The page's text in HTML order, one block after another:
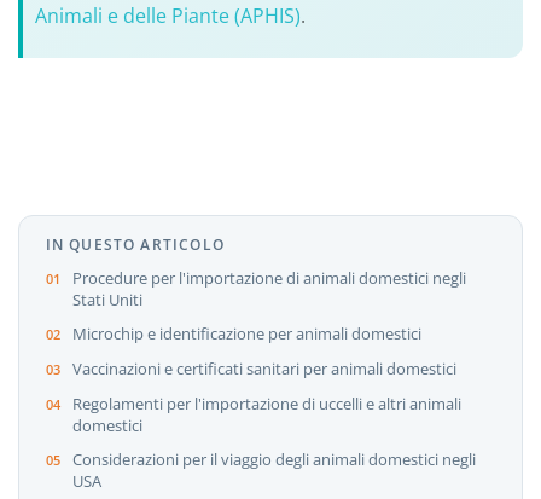
Animali e delle Piante (APHIS).
IN QUESTO ARTICOLO
Procedure per l'importazione di animali domestici negli
Stati Uniti
Microchip e identificazione per animali domestici
Vaccinazioni e certificati sanitari per animali domestici
Regolamenti per l'importazione di uccelli e altri animali
domestici
Considerazioni per il viaggio degli animali domestici negli
USA